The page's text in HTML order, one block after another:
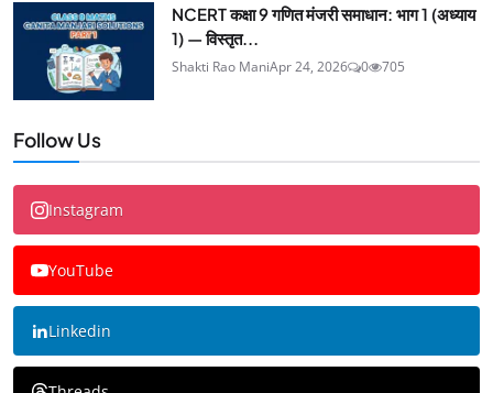
NCERT कक्षा 9 गणित मंजरी समाधान: भाग 1 (अध्याय
1) — विस्तृत...
Shakti Rao ManiApr 24, 2026 0 705
Follow Us
Instagram
YouTube
Linkedin